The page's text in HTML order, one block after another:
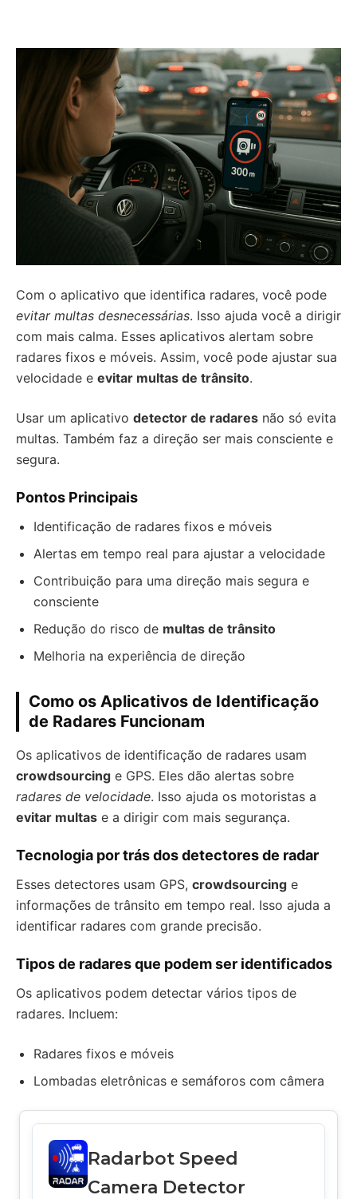
Com o aplicativo que identifica radares, você pode
evitar multas desnecessárias. Isso ajuda você a dirigir
com mais calma. Esses aplicativos alertam sobre
radares fixos e móveis. Assim, você pode ajustar sua
velocidade e evitar multas de trânsito.
Usar um aplicativo detector de radares não só evita
multas. Também faz a direção ser mais consciente e
segura.
Pontos Principais
Identificação de radares fixos e móveis
Alertas em tempo real para ajustar a velocidade
Contribuição para uma direção mais segura e
consciente
Redução do risco de multas de trânsito
Melhoria na experiência de direção
Como os Aplicativos de Identificação
de Radares Funcionam
Os aplicativos de identificação de radares usam
crowdsourcing e GPS. Eles dão alertas sobre
radares de velocidade. Isso ajuda os motoristas a
evitar multas e a dirigir com mais segurança.
Tecnologia por trás dos detectores de radar
Esses detectores usam GPS, crowdsourcing e
informações de trânsito em tempo real. Isso ajuda a
identificar radares com grande precisão.
Tipos de radares que podem ser identificados
Os aplicativos podem detectar vários tipos de
radares. Incluem:
Radares fixos e móveis
Lombadas eletrônicas e semáforos com câmera
Radarbot Speed
Camera Detector